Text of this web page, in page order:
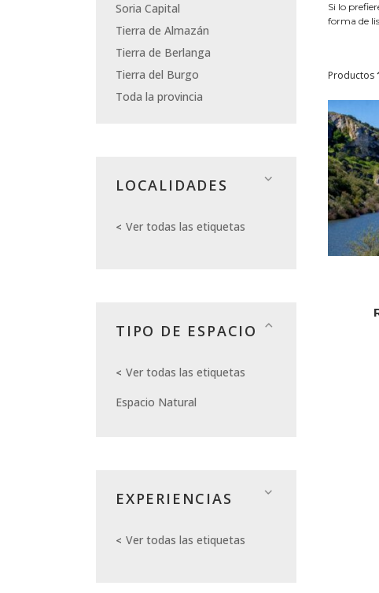
Soria Capital
Tierra de Almazán
Tierra de Berlanga
Tierra del Burgo
Toda la provincia
LOCALIDADES
Ver todas las etiquetas
TIPO DE ESPACIO
Ver todas las etiquetas
Espacio Natural
EXPERIENCIAS
Ver todas las etiquetas
Si lo
forma de
Productos